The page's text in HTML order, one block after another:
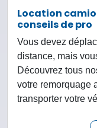
Location
conseils de pro
Vous devez
distance, mais
Découvrez tous
votre remorquage
transporter votre